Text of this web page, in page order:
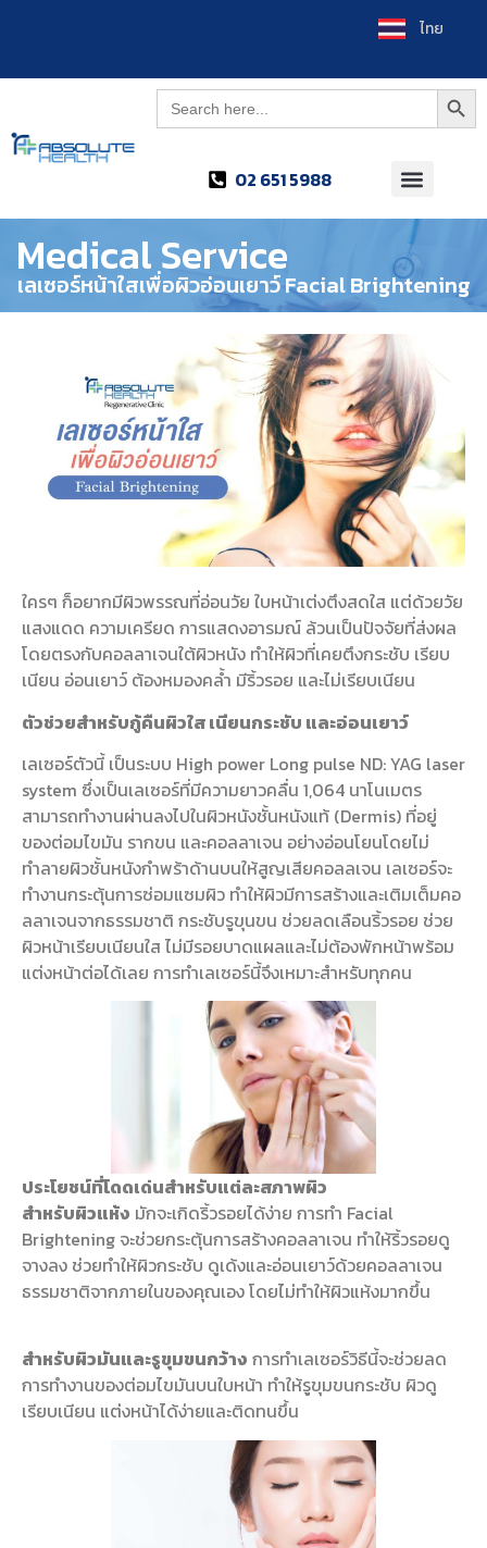
ไทย
العربية
Search
for:
02 651 5988
Medical Service
เลเซอร์หน้าใสเพื่อผิวอ่อนเยาว์ Facial Brightening
ใครๆ ก็อยากมีผิวพรรณที่อ่อนวัย ใบหน้าเต่งตึงสดใส แต่ด้วยวัย
แสงแดด ความเครียด การแสดงอารมณ์ ล้วนเป็นปัจจัยที่ส่งผล
โดยตรงกับคอลลาเจนใต้ผิวหนัง ทำให้ผิวที่เคยตึงกระชับ เรียบ
เนียน อ่อนเยาว์ ต้องหมองคล้ำ มีริ้วรอย และไม่เรียบเนียน
ตัวช่วยสำหรับกู้คืนผิวใส เนียนกระชับ และอ่อนเยาว์
เลเซอร์ตัวนี้ เป็นระบบ High power Long pulse ND: YAG laser
system ซึ่งเป็นเลเซอร์ที่มีความยาวคลื่น 1,064 นาโนเมตร
สามารถทำงานผ่านลงไปในผิวหนังชั้นหนังแท้ (Dermis) ที่อยู่
ของต่อมไขมัน รากขน และคอลลาเจน อย่างอ่อนโยนโดยไม่
ทำลายผิวชั้นหนังกำพร้าด้านบนให้สูญเสียคอลลเจน เลเซอร์จะ
ทำงานกระตุ้นการซ่อมแซมผิว ทำให้ผิวมีการสร้างและเติมเต็มคอ
ลลาเจนจากธรรมชาติ กระชับรูขุนขน ช่วยลดเลือนริ้วรอย ช่วย
ผิวหน้าเรียบเนียนใส ไม่มีรอยบาดแผลและไม่ต้องพักหน้าพร้อม
แต่งหน้าต่อได้เลย การทำเลเซอร์นี้จึงเหมาะสำหรับทุกคน
ประโยชน์ที่โดดเด่นสำหรับแต่ละสภาพผิว
สำหรับผิวแห้ง มักจะเกิดริ้วรอยได้ง่าย การทำ Facial
Brightening จะช่วยกระตุ้นการสร้างคอลลาเจน ทำให้ริ้วรอยดู
จางลง ช่วยทำให้ผิวกระชับ ดูเด้งและอ่อนเยาว์ด้วยคอลลาเจน
ธรรมชาติจากภายในของคุณเอง โดยไม่ทำให้ผิวแห้งมากขึ้น
สำหรับผิวมันและรูขุมขนกว้าง การทำเลเซอร์วิธีนี้จะช่วยลด
การทำงานของต่อมไขมันบนใบหน้า ทำให้รูขุมขนกระชับ ผิวดู
เรียบเนียน แต่งหน้าได้ง่ายและติดทนขึ้น